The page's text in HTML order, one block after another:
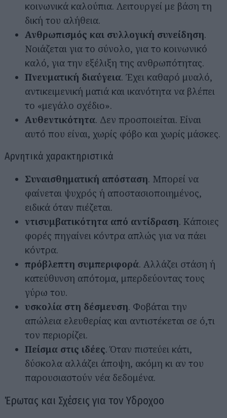
κοινωνικά καλούπια. Λειτουργεί με βάση τη
δική του αλήθεια.
Ανθρωπισμός και συλλογική συνείδηση.
Νοιάζεται για το σύνολο, για το κοινωνικό
καλό, για την εξέλιξη της ανθρωπότητας.
Πνευματική διαύγεια. Έχει καθαρό μυαλό,
αντικειμενική ματιά και ικανότητα να βλέπει
το «μεγάλο σχέδιο».
Αυθεντικότητα. Δεν προσποιείται. Είναι
αυτό που είναι, χωρίς φόβο και χωρίς μάσκες.
Αρνητικά χαρακτηριστικά
Συναισθηματική απόσταση. Μπορεί να
φαίνεται ψυχρός ή αποστασιοποιημένος,
ειδικά όταν πιέζεται.
ντισυμβατικότητα από αντίδραση. Κάποιες
φορές πηγαίνει κόντρα απλώς για να πάει
κόντρα.
πρόβλεπτη συμπεριφορά. Αλλάζει στάση ή
κατεύθυνση απότομα, μπερδεύοντας τους
γύρω του.
υσκολία στη δέσμευση. Φοβάται την
απώλεια ελευθερίας και αντιστέκεται σε ό,τι
τον περιορίζει.
Πείσμα στις ιδέες. Όταν πιστεύει κάτι,
δύσκολα αλλάζει άποψη, ακόμη κι αν του
παρουσιαστούν νέα δεδομένα.
Έρωτας και Σχέσεις για τον Υδροχοο